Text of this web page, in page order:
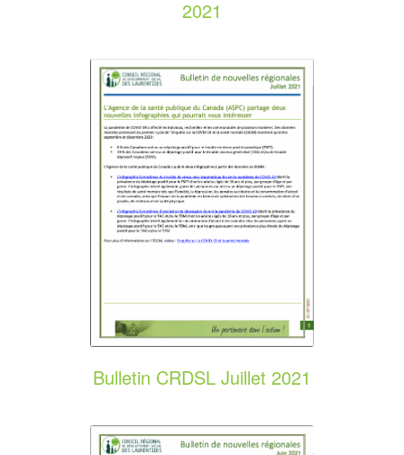
2021
Bulletin CRDSL Juillet 2021